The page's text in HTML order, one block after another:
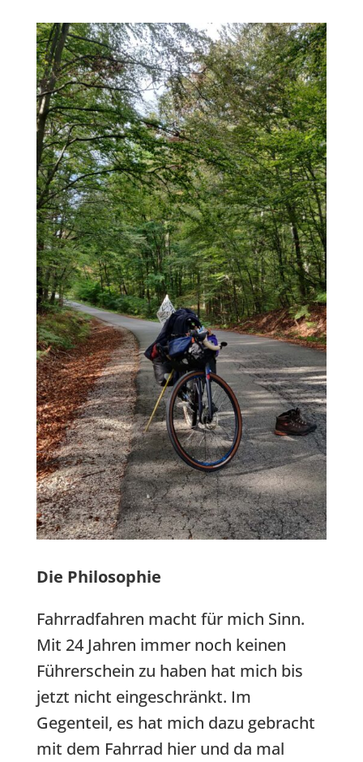
Die Philosophie
Fahrradfahren macht für mich Sinn.
Mit 24 Jahren immer noch keinen
Führerschein zu haben hat mich bis
jetzt nicht eingeschränkt. Im
Gegenteil, es hat mich dazu gebracht
mit dem Fahrrad hier und da mal